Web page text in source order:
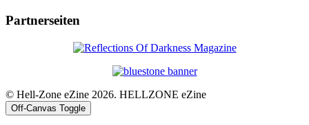
Partnerseiten
© Hell-Zone eZine 2026. HELLZONE eZine
Off-Canvas Toggle